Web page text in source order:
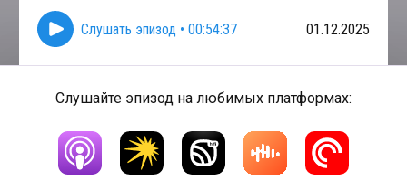
Слушать эпизод • 00:54:37 01.12.2025
Слушайте эпизод на любимых платформах: